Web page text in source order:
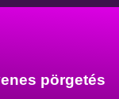
pörgetés